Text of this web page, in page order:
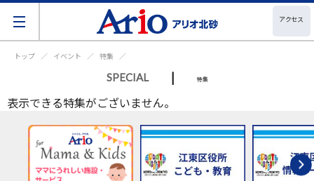
アクセス
トップ イベント 特集
SPECIAL | 特集
表示できる特集がございません。